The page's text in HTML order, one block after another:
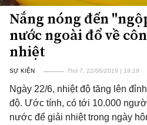
Nắng nóng đến
nước ngoài đổ về
nhiệt
SỰ KIỆN Thứ 7, 22/06/2019 | 19:19
Ngày 22/6, nhiệt độ tăng lên
độ. Ước tính, có tới 10.000
nước để giải nhiệt trong ngày